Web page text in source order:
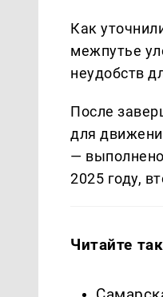
Как
межпутье
неудобств
После
для
—
2025 году,
Читайте